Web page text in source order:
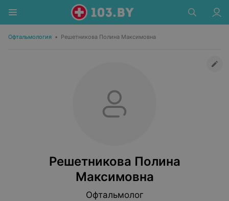
Офтальмология • Решетникова Полина Максимовна
Решетникова Полина
Максимовна
Офтальмолог